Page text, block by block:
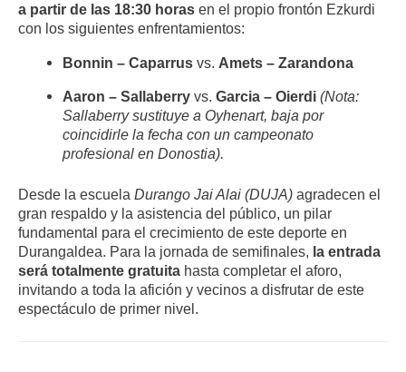
a partir de las 18:30 horas en el propio frontón Ezkurdi
con los siguientes enfrentamientos:
Bonnin – Caparrus vs. Amets – Zarandona
Aaron – Sallaberry vs.Garcia – Oierdi (Nota:
Sallaberry sustituye a Oyhenart, baja por
coincidirle la fecha con un campeonato
profesional en Donostia).
Desde la escuela Durango Jai Alai (DUJA) agradecen el
gran respaldo y la asistencia del público, un pilar
fundamental para el crecimiento de este deporte en
Durangaldea. Para la jornada de semifinales, la entrada
será totalmente gratuita hasta completar el aforo,
invitando a toda la afición y vecinos a disfrutar de este
espectáculo de primer nivel.